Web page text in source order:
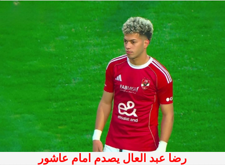
رضا عبد العال يصدم امام عاشور